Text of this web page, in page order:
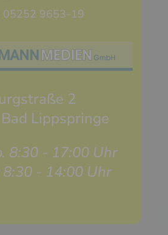
05252 9653-19
2
Lippspringe
8:30 - 17:00 Uhr
- 14:00 Uhr